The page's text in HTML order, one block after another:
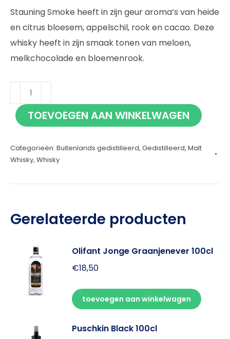
Stauning Smoke heeft in zijn geur aroma’s van heide
en citrus bloesem, appelschil, rook en cacao. Deze
whisky heeft in zijn smaak tonen van meloen,
melkchocolade en bloemenrook.
Stauning
Smoke
70cl TOEVOEGEN AAN WINKELWAGEN
Categorieën: Buitenlands gedistilleerd, Gedistilleerd, Malt
Whisky, Whisky
Gerelateerde producten
Olifant Jonge Graanjenever 100cl
€18,50
toevoegen aan winkelwagen
Puschkin Black 100cl